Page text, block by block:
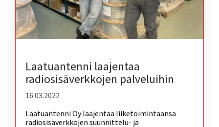
Laatuantenni laajentaa
radiosisäverkkojen palveluihin
16.03.2022
Laatuantenni Oy laajentaa liiketoimintaansa
radiosisäverkkojen suunnittelu- ja